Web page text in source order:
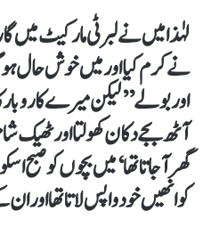
لہٰذا میں نے لبرٹی مارکیٹ میں
نے کرم کیا اور میں خوش حال
اور بولے ’’لیکن میرے کاروبار
آٹھ بجے دکان کھولتا اور
گھر آ جاتا تھا‘ میں بچوں کو صبح
کو انھیں خود واپس لاتا تھا اور